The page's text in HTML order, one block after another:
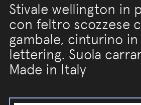
Stivale wellington in
con feltro scozzese
gambale, cinturino
lettering. Suola
Made in Italy